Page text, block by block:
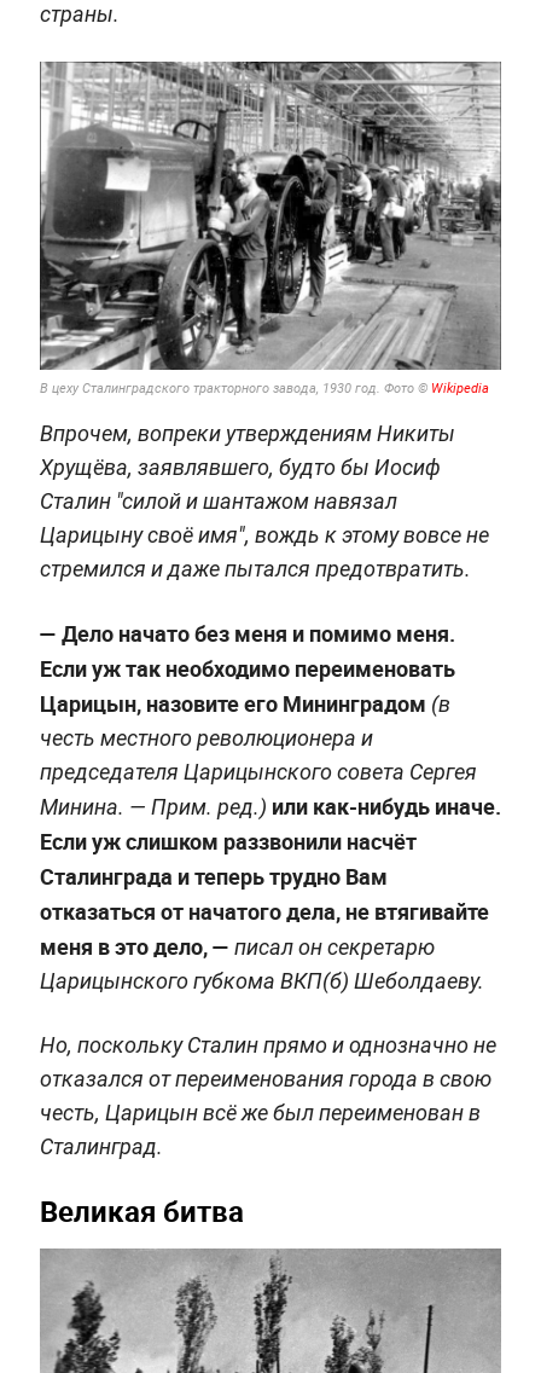
страны.
В цеху Сталинградского тракторного завода, 1930 год. Фото © Wikipedia
Впрочем, вопреки утверждениям Никиты
Хрущёва, заявлявшего, будто бы Иосиф
Сталин "силой и шантажом навязал
Царицыну своё имя", вождь к этому вовсе не
стремился и даже пытался предотвратить.
— Дело начато без меня и помимо меня.
Если уж так необходимо переименовать
Царицын, назовите его Мининградом (в
честь местного революционера и
председателя Царицынского совета Сергея
Минина. — Прим. ред.) или как-нибудь иначе.
Если уж слишком раззвонили насчёт
Сталинграда и теперь трудно Вам
отказаться от начатого дела, не втягивайте
меня в это дело, — писал он секретарю
Царицынского губкома ВКП(б) Шеболдаеву.
Но, поскольку Сталин прямо и однозначно не
отказался от переименования города в свою
честь, Царицын всё же был переименован в
Сталинград.
Великая битва